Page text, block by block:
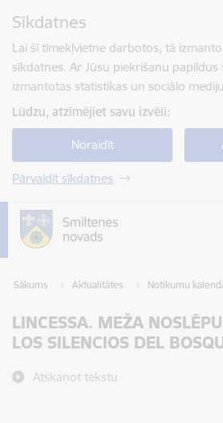
Sīkdatnes
Lai šī tīmekļvietne darbotos, tā
sīkdatnes. Ar Jūsu piekrišanu papildus
izmantotas statistikas un sociālo
Lūdzu, atzīmējiet savu izvēli:
Noraidīt
Pārvaldīt sīkdatnes
Sākums Aktualitātes Notikumu
LINCESSA. MEŽA
LOS SILENCIOS DEL
Atskaņot tekstu